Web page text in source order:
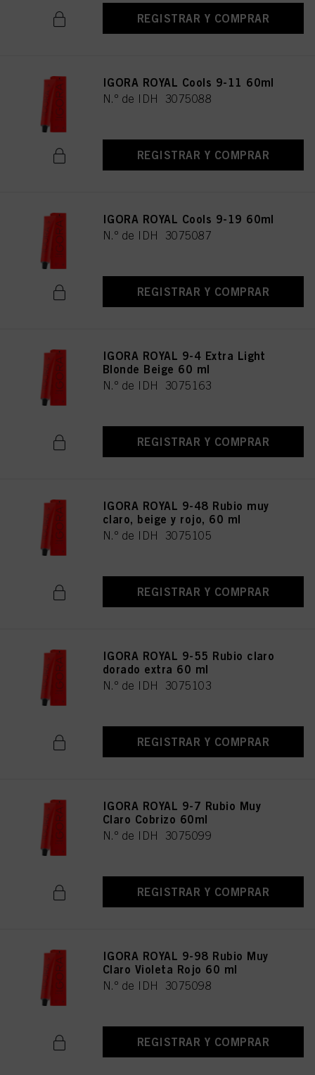
REGISTRAR Y COMPRAR
IGORA ROYAL Cools 9-11 60ml
N.º de IDH 3075088
REGISTRAR Y COMPRAR
IGORA ROYAL Cools 9-19 60ml
N.º de IDH 3075087
REGISTRAR Y COMPRAR
IGORA ROYAL 9-4 Extra Light
Blonde Beige 60 ml
N.º de IDH 3075163
REGISTRAR Y COMPRAR
IGORA ROYAL 9-48 Rubio muy
claro, beige y rojo, 60 ml
N.º de IDH 3075105
REGISTRAR Y COMPRAR
IGORA ROYAL 9-55 Rubio claro
dorado extra 60 ml
N.º de IDH 3075103
REGISTRAR Y COMPRAR
IGORA ROYAL 9-7 Rubio Muy
Claro Cobrizo 60ml
N.º de IDH 3075099
REGISTRAR Y COMPRAR
IGORA ROYAL 9-98 Rubio Muy
Claro Violeta Rojo 60 ml
N.º de IDH 3075098
REGISTRAR Y COMPRAR